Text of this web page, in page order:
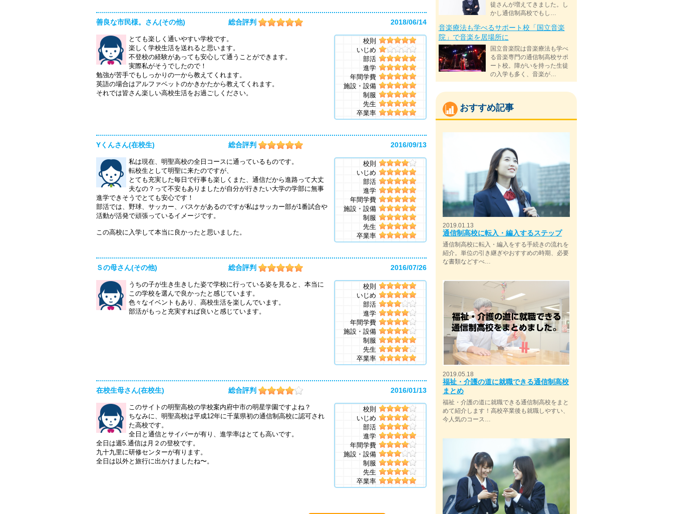
善良な市民様。さん(その他) 総合評判 2018/06/14
とても楽しく通いやすい学校です。
楽しく学校生活を送れると思います。
不登校の経験があっても安心して通うことができます。
実際私がそうでしたので！
勉強が苦手でもしっかりの一から教えてくれます。
英語の場合はアルファベットのかきかたから教えてくれます。
それでは皆さん楽しい高校生活をお過ごしください。
校則
いじめ
部活
進学
年間学費
施設・設備
制服
先生
卒業率
Yくんさん(在校生) 総合評判 2016/09/13
私は現在、明聖高校の全日コースに通っているものです。
転校生として明聖に来たのですが、
とても充実した毎日で行事も楽しくまた、通信だから進路って大丈
夫なの？って不安もありましたが自分が行きたい大学の学部に無事
進学できそうでとても安心です！
部活では、野球、サッカー、バスケがあるのですが私はサッカー部が1番試合や
活動が活発で頑張っているイメージです。
この高校に入学して本当に良かったと思いました。
校則
いじめ
部活
進学
年間学費
施設・設備
制服
先生
卒業率
Ｓの母さん(その他) 総合評判 2016/07/26
うちの子が生き生きした姿で学校に行っている姿を見ると、本当に
この学校を選んで良かったと感じています。
色々なイベントもあり、高校生活を楽しんでいます。
部活がもっと充実すれば良いと感じています。
校則
いじめ
部活
進学
年間学費
施設・設備
制服
先生
卒業率
在校生母さん(在校生) 総合評判 2016/01/13
このサイトの明聖高校の学校案内府中市の明星学園ですよね？
ちなみに、明聖高校は平成12年に千葉県初の通信制高校に認可され
た高校です。
全日と通信とサイバーが有り、進学率はとても高いです。
全日は週5.通信は月２の登校です。
九十九里に研修センターが有ります。
全日は以外と旅行に出かけましたね〜。
校則
いじめ
部活
進学
年間学費
施設・設備
制服
先生
卒業率
徒さんが増えてきました。し
かし通信制高校でもし…
音楽療法も学べるサポート校「国立音楽
院」で音楽を居場所に
国立音楽院は音楽療法も学べ
る音楽専門の通信制高校サポ
ート校。障がいを持った生徒
の入学も多く、音楽が…
おすすめ記事
2019.01.13
通信制高校に転入・編入するステップ
通信制高校に転入・編入をする手続きの流れを
紹介。単位の引き継ぎやおすすめの時期、必要
な書類などすべ…
2019.05.18
福祉・介護の道に就職できる通信制高校
まとめ
福祉・介護の道に就職できる通信制高校をまと
めて紹介します！高校卒業後も就職しやすい、
今人気のコース…